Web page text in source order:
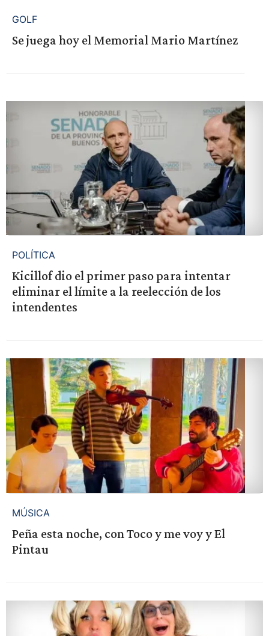
GOLF
Se juega hoy el Memorial Mario Martínez
POLÍTICA
Kicillof dio el primer paso para intentar
eliminar el límite a la reelección de los
intendentes
MÚSICA
Peña esta noche, con Toco y me voy y El
Pintau